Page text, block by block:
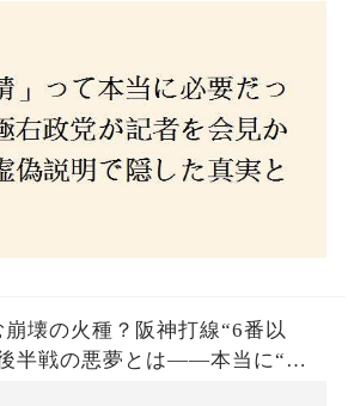
崩壊の火種？阪神打線“6番以
半戦の悪夢とは——本当に“強